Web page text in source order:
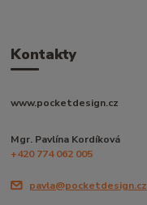
Kontakty
www.pocketdesign.cz
Mgr. Pavlína Kordíková
+420 774 062 005
pavla@pocketdesign.cz